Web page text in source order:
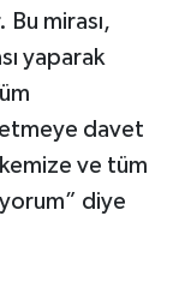
Bu mirası,
yaparak
davet
ve tüm
diye